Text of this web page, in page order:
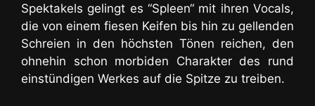
Spektakels gelingt es “Spleen“ mit ihren Vocals,
die von einem fiesen Keifen bis hin zu gellenden
Schreien in den höchsten Tönen reichen, den
ohnehin schon morbiden Charakter des rund
einstündigen Werkes auf die Spitze zu treiben.